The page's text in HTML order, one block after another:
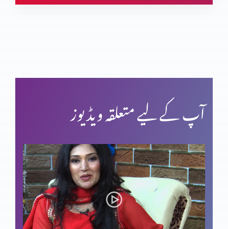
آپ کے لیے متعلقہ ویڈیوز